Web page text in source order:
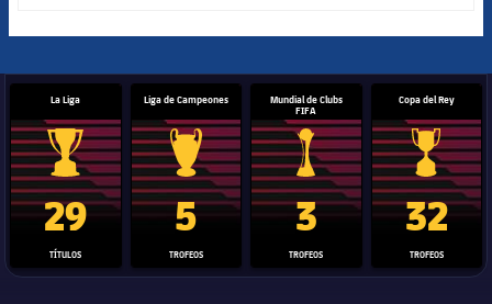
La Liga
Trofeo de La Liga
29
TÍTULOS
Liga de Campeones
Trofeo de la Liga de Campeones
5
TROFEOS
Mundial de Clubs
FIFA
Trofeo del Mundial de
3
TROFEOS
Copa del Rey
Copa del
32
TROFEOS